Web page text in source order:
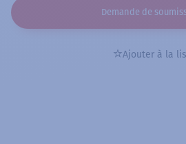
Demande de
Ajouter à la